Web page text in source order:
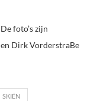
foto’s zijn
Dirk VorderstraBe
SKIËN